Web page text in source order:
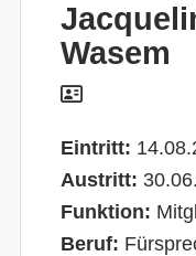
Wasem
Eintritt:
Austritt:
Funktion:
Beruf: